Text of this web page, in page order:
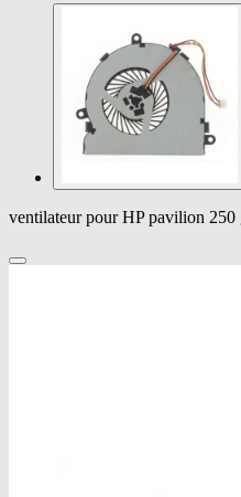
ventilateur pour HP pavilion 250